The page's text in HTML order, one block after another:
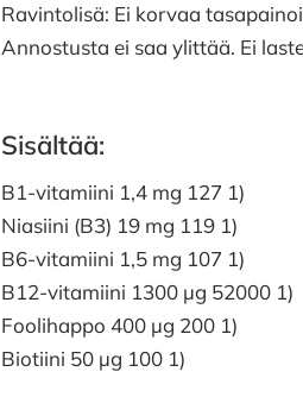
Ravintolisä: Ei korvaa
Annostusta ei saa ylittää. Ei
Sisältää:
B1-vitamiini 1,4 mg 127 1)
Niasiini (B3) 19 mg 119 1)
B6-vitamiini 1,5 mg 107 1)
B12-vitamiini 1300 µg 52000 1)
Foolihappo 400 µg 200 1)
Biotiini 50 µg 100 1)